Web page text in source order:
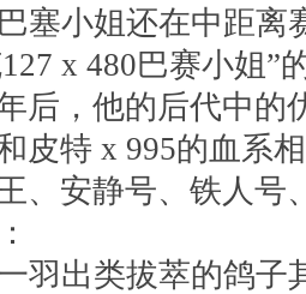
塞小姐还在中距离
x 480巴赛小姐”
后，他的后代中的
皮特 x 995的血系
、安静号、铁人号
羽出类拔萃的鸽子